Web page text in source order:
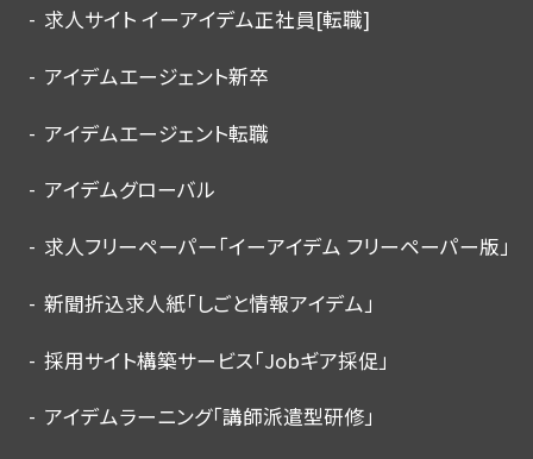
求人サイト イーアイデム正社員[転職]
アイデムエージェント新卒
アイデムエージェント転職
アイデムグローバル
求人フリーペーパー「イーアイデム フリーペーパー版」
新聞折込求人紙「しごと情報アイデム」
採用サイト構築サービス「Jobギア採促」
アイデムラーニング「講師派遣型研修」